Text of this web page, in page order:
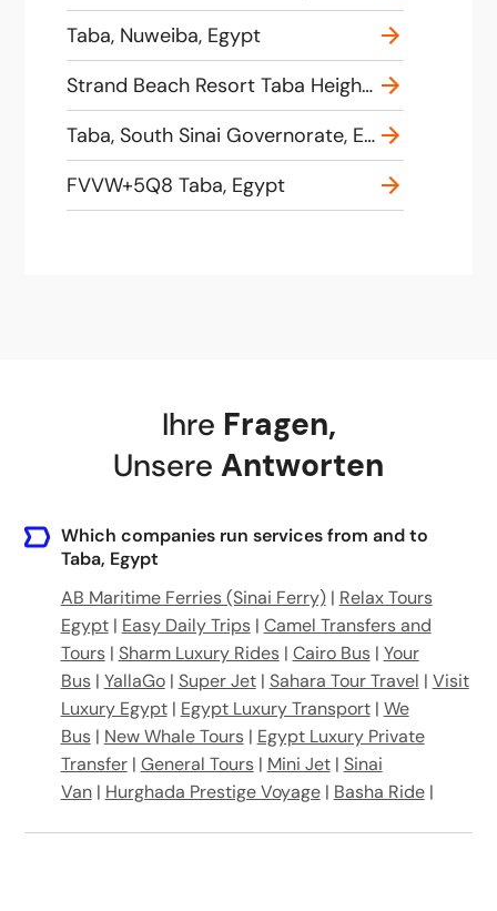
Taba, Nuweiba, Egypt
Strand Beach Resort Taba Heights, Heights, Nuweiba, South Sinai Governorate 8785202, Egypt
Taba, South Sinai Governorate, Egypt
FVVW+5Q8 Taba, Egypt
Ihre Fragen,
Unsere Antworten
Which companies run services from and to
Taba, Egypt
AB Maritime Ferries (Sinai Ferry)| Relax Tours
Egypt| Easy Daily Trips| Camel Transfers and
Tours| Sharm Luxury Rides| Cairo Bus| Your
Bus| YallaGo| Super Jet| Sahara Tour Travel | Visit
Luxury Egypt| Egypt Luxury Transport| We
Bus| New Whale Tours| Egypt Luxury Private
Transfer| General Tours| Mini Jet| Sinai
Van| Hurghada Prestige Voyage| Basha Ride|